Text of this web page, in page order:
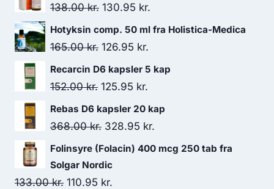
138.00kr. Den
oprindelige
pris
138.00 kr..
130.95 kr.
aktuelle
Hotyksin comp. 50 ml fra Holistica-Medica
165.00kr. Den
oprindelige
pris
165.00 kr..
126.95 kr.
aktuelle
Recarcin D6 kapsler 5 kap
152.00kr. Den
oprindelige
pris
152.00 kr..
125.95 kr.
aktuelle
pris
Rebas D6 kapsler 20 kap
368.00kr. Den
oprindelige
pris
var:
328.95 kr.
aktuelle
Folinsyre (Folacin) 400 mcg 250 tab fra
Solgar Nordic
133.00kr. Den
110.95 kr.